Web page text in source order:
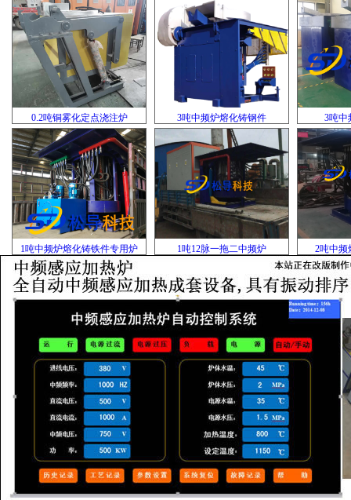
0.2吨铜雾化定点浇注炉 3吨中频炉熔化铸钢件 3吨中
1吨中频炉熔化铸铁件专用炉 1吨12脉一拖二中频炉 2吨中频